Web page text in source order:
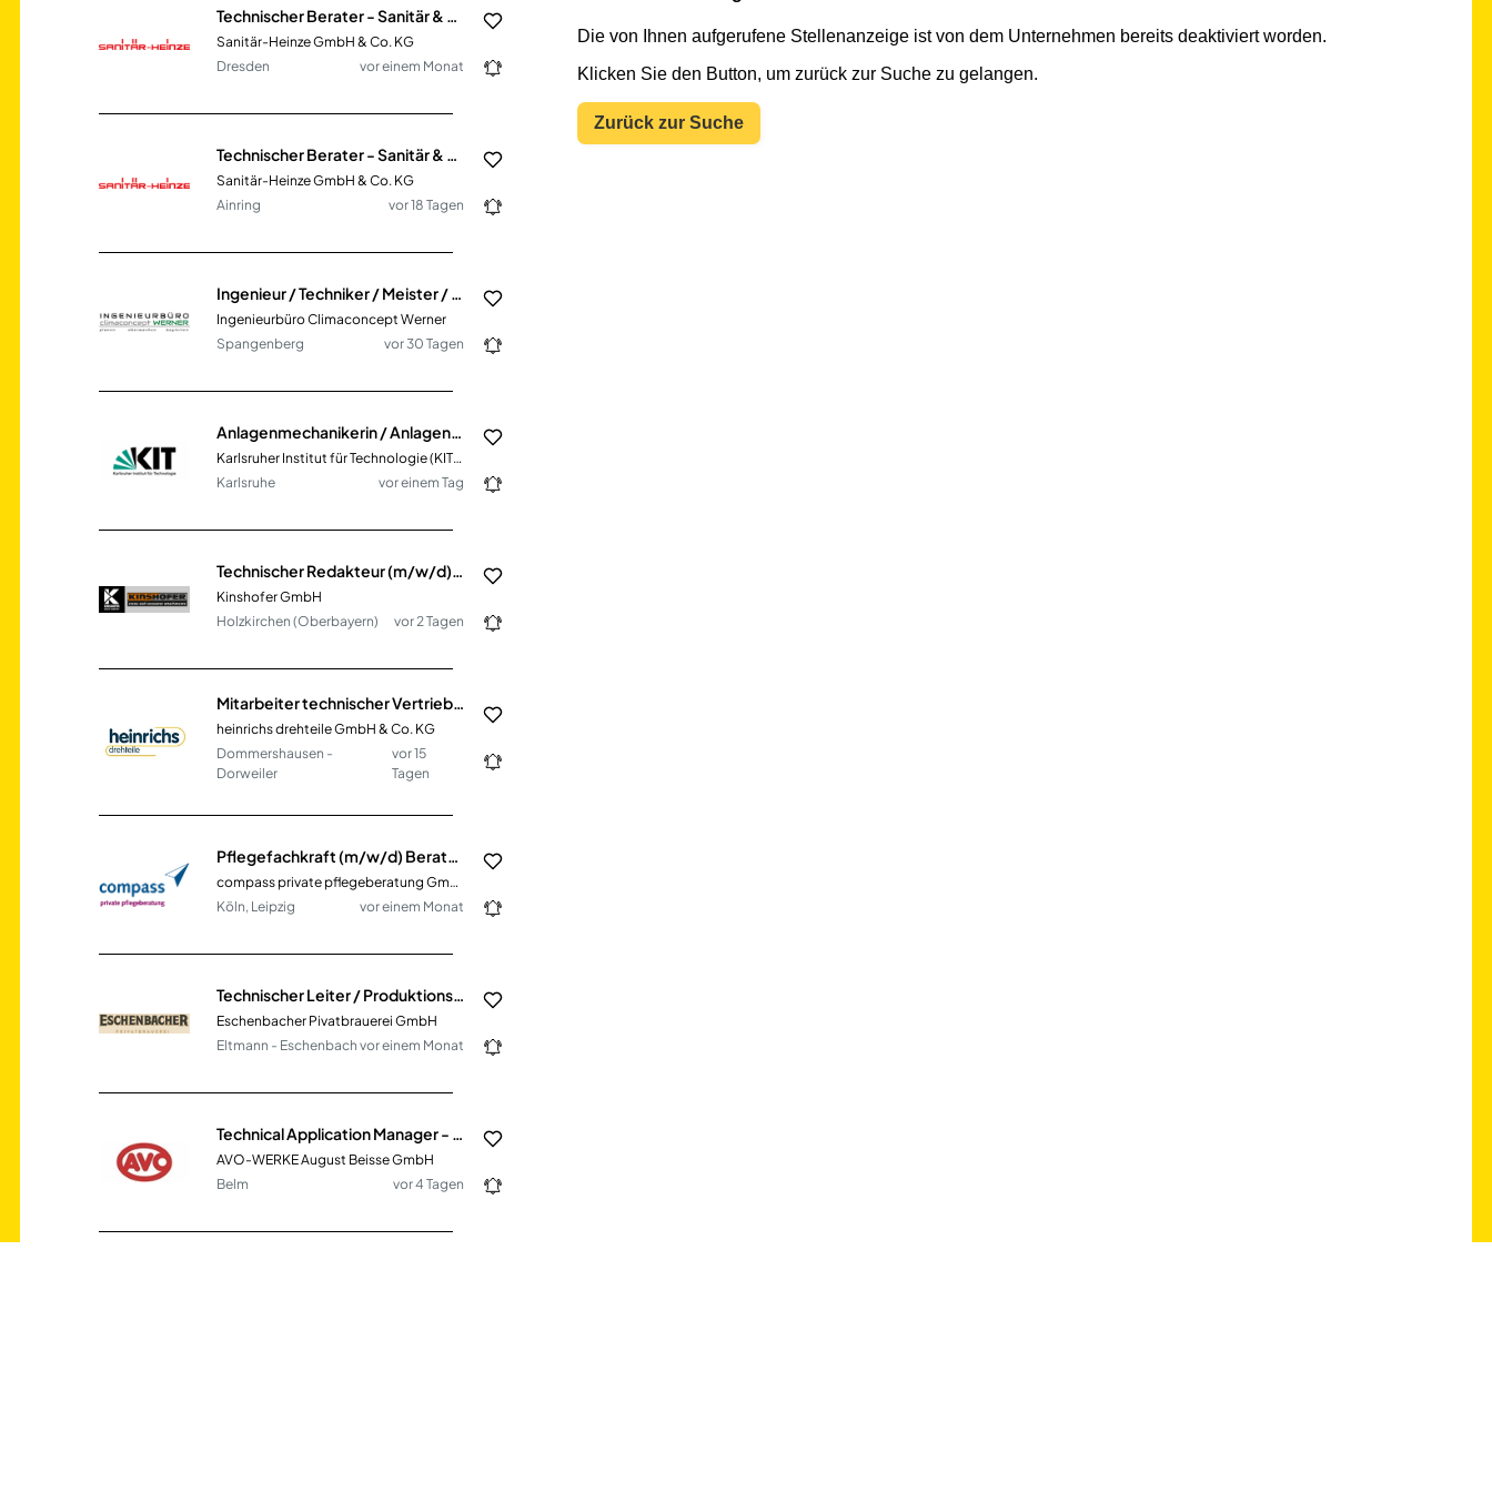
Sanitär-Heinze GmbH & Co. KG
Dresden
vor einem Monat
Sanitär-Heinze GmbH & Co. KG
Ainring
vor 18 Tagen
Ingenieurbüro Climaconcept Werner
Spangenberg
vor 30 Tagen
Anlagenmechanikerin / Anlagenmechaniker (w/m/d) Sanitär-, Heizungs- und Klimatechnik
Karlsruher Institut für Technologie (KIT) Campus Süd
Karlsruhe
vor einem Tag
Kinshofer GmbH
Holzkirchen (Oberbayern)
vor 2 Tagen
Mitarbeiter technischer Vertrieb - Angebots- und Projektwesen (m/w/d)
heinrichs drehteile GmbH & Co. KG
Dommershausen -
Dorweiler
vor 15
Tagen
compass private pflegeberatung GmbH
Köln, Leipzig
vor einem Monat
Technischer Leiter / Produktionsleiter (m/w/d)
Eschenbacher Pivatbrauerei GmbH
Eltmann - Eschenbach vor einem Monat
AVO-WERKE August Beisse GmbH
Belm
vor 4 Tagen